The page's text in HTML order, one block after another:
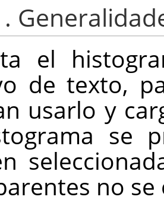
el
de texto,
usarlo y
se
no se